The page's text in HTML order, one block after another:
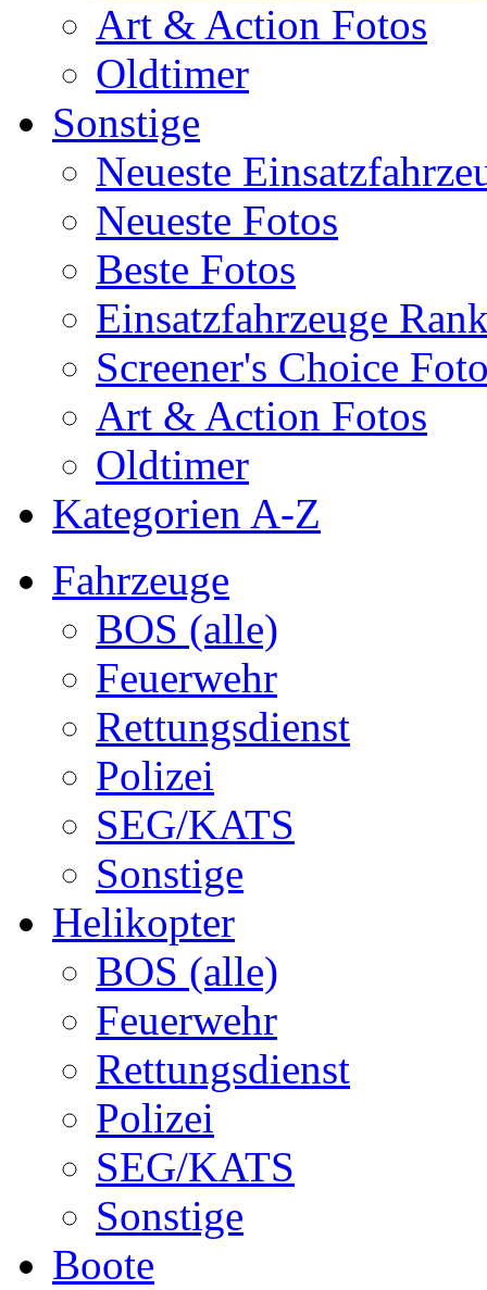
Art & Action Fotos
Oldtimer
Sonstige
Neueste
Neueste Fotos
Beste Fotos
Einsatzfahrzeuge
Screener's Choice
Art & Action Fotos
Oldtimer
Kategorien A-Z
Fahrzeuge
BOS (alle)
Feuerwehr
Rettungsdienst
Polizei
SEG/KATS
Sonstige
Helikopter
BOS (alle)
Feuerwehr
Rettungsdienst
Polizei
SEG/KATS
Sonstige
Boote